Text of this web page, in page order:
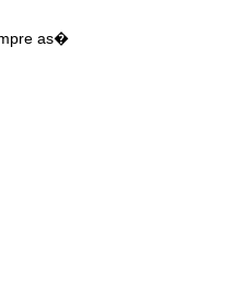
as�